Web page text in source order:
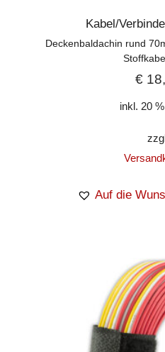
Kabel/
Deckenbaldachin rund
€
inkl. 20
Auf die